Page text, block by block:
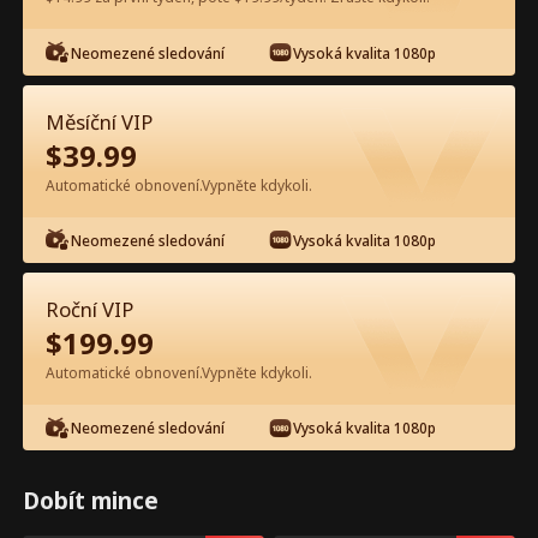
Sledujte zdarma v aplikaci
Epizoda 50 - Vyhodila jsi páteř
Detroitu Celý film
Neomezené sledování Vysoká kvalita 1080p
Měsíční VIP
$39.99
Automatické obnovení.Vypněte kdykoli.
Neomezené sledování Vysoká kvalita 1080p
Roční VIP
$199.99
Automatické obnovení.Vypněte kdykoli.
Neomezené sledování Vysoká kvalita 1080p
Dobít mince